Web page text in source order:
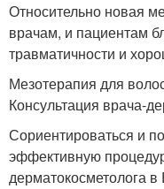
Относительно новая
врачам, и пациентам
травматичности и
Мезотерапия для
Консультация врача-
Сориентироваться и
эффективную
дерматокосметолога